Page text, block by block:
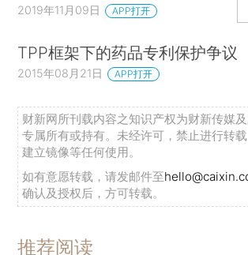
2019年11月09日 APP打开
TPP框架下的药品专利保护争议
2015年08月21日 APP打开
财新网所刊载内容之知识产权为财新传媒
专属所有或持有。未经许可，禁止进行转
建立镜像等任何使用。
如有意愿转载，请发邮件至
确认及授权后，方可转载。
推荐阅读